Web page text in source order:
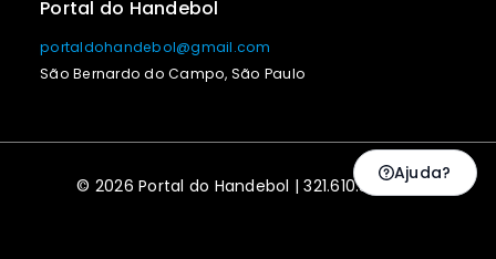
Portal do Handebol
portaldohandebol@gmail.com
São Bernardo do Campo, São Paulo
© 2026 Portal do Handebol | 321.610.838-48
Ajuda?